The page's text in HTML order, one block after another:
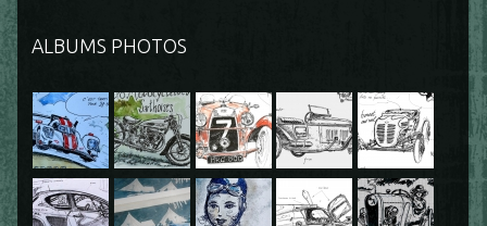
ALBUMS PHOTOS